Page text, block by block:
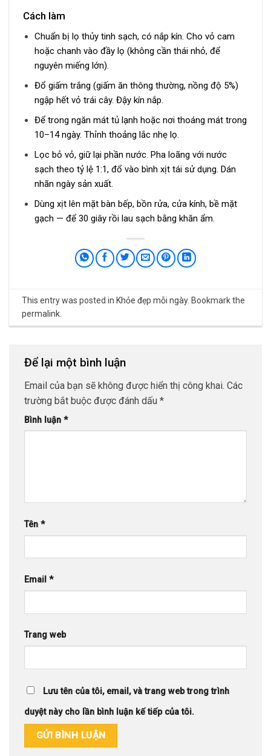
Cách làm
Chuẩn bị lọ thủy tinh sạch, có nắp kín. Cho vỏ cam
hoặc chanh vào đầy lọ (không cần thái nhỏ, để
nguyên miếng lớn).
Đổ giấm trắng (giấm ăn thông thường, nồng độ 5%)
ngập hết vỏ trái cây. Đậy kín nắp.
Để trong ngăn mát tủ lạnh hoặc nơi thoáng mát trong
10–14 ngày. Thỉnh thoảng lắc nhẹ lọ.
Lọc bỏ vỏ, giữ lại phần nước. Pha loãng với nước
sạch theo tỷ lệ 1:1, đổ vào bình xịt tái sử dụng. Dán
nhãn ngày sản xuất.
Dùng xịt lên mặt bàn bếp, bồn rửa, cửa kính, bề mặt
gạch — để 30 giây rồi lau sạch bằng khăn ẩm.
This entry was posted in Khỏe đẹp mỗi ngày. Bookmark the
permalink
Để lại một bình luận
Email của bạn sẽ không được hiển thị công khai. Các
trường bắt buộc được đánh dấu *
Bình luận *
Tên *
Email *
Trang web
Lưu tên của tôi, email, và trang web trong trình
duyệt này cho lần bình luận kế tiếp của tôi.